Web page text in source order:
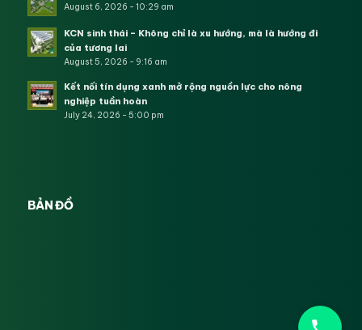
August 6, 2026 - 10:29 am
KCN sinh thái – Không chỉ là xu hướng, mà là hướng đi
của tương lai
August 5, 2026 - 9:16 am
Kết nối tín dụng xanh mở rộng nguồn lực cho nông
nghiệp tuần hoàn
July 24, 2026 - 5:00 pm
BẢN ĐỒ